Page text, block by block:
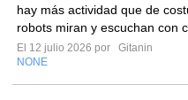
hay más actividad que de
robots miran y escuchan con
El 12 julio 2026 por
Gitanin
NONE